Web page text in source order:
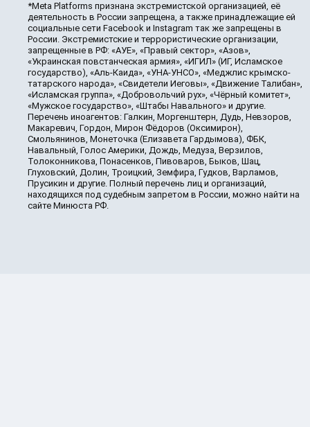
*Meta Platforms признана экстремистской организацией, её
деятельность в России запрещена, а также принадлежащие ей
социальные сети Facebook и Instagram так же запрещены в
России. Экстремистские и террористические организации,
запрещенные в РФ: «АУЕ», «Правый сектор», «Азов»,
«Украинская повстанческая армия», «ИГИЛ» (ИГ, Исламское
государство), «Аль-Каида», «УНА-УНСО», «Меджлис крымско-
татарского народа», «Свидетели Иеговы», «Движение Талибан»,
«Исламская группа», «Добровольчий рух», «Чёрный комитет»,
«Мужское государство», «Штабы Навального» и другие.
Перечень иноагентов: Галкин, Моргенштерн, Дудь, Невзоров,
Макаревич, Гордон, Мирон Фёдоров (Оксимирон),
Смольянинов, Монеточка (Елизавета Гардымова), ФБК,
Навальный, Голос Америки, Дождь, Медуза, Верзилов,
Толоконникова, Понасенков, Пивоваров, Быков, Шац,
Глуховский, Долин, Троицкий, Земфира, Гудков, Варламов,
Прусикин и другие. Полный перечень лиц и организаций,
находящихся под судебным запретом в России, можно найти на
сайте Минюста РФ.